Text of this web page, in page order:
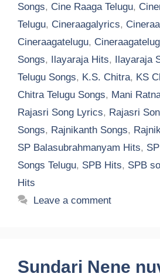
Songs, Cine Raaga Telugu,
Telugu, Cineraagalyrics,
Cineraagatelugu,
Songs, Ilayaraja Hits, Ilayaraja
Telugu Songs, K.S. Chitra, KS
Chitra Telugu Songs, Mani
Rajasri Song Lyrics, Rajasri
Songs, Rajnikanth Songs,
SP Balasubrahmanyam Hits,
Songs Telugu, SPB Hits, SPB
Hits
Leave a comment
Sundari Nene